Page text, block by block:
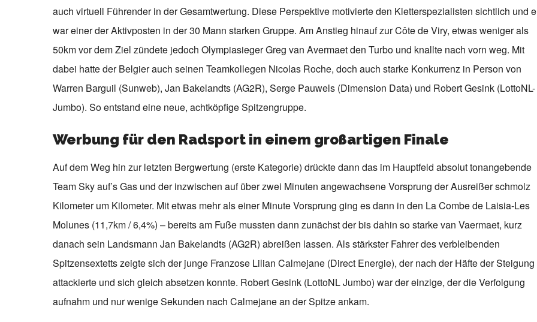
auch virtuell Führender in der Gesamtwertung. Diese Perspektive motivierte den Kletterspezialisten sichtlich und
war einer der Aktivposten in der 30 Mann starken Gruppe. Am Anstieg hinauf zur Côte de Viry, etwas weniger als
50km vor dem Ziel zündete jedoch Olympiasieger Greg van Avermaet den Turbo und knallte nach vorn weg. Mit
dabei hatte der Belgier auch seinen Teamkollegen Nicolas Roche, doch auch starke Konkurrenz in Person von
Warren Barguil (Sunweb), Jan Bakelandts (AG2R), Serge Pauwels (Dimension Data) und Robert Gesink (LottoNL-
Jumbo). So entstand eine neue, achtköpfige Spitzengruppe.
Werbung für den Radsport in einem großartigen Finale
Auf dem Weg hin zur letzten Bergwertung (erste Kategorie) drückte dann das im Hauptfeld absolut tonangebende
Team Sky auf’s Gas und der inzwischen auf über zwei Minuten angewachsene Vorsprung der Ausreißer schmolz
Kilometer um Kilometer. Mit etwas mehr als einer Minute Vorsprung ging es dann in den La Combe de Laisia-Les
Molunes (11,7km / 6,4%) – bereits am Fuße mussten dann zunächst der bis dahin so starke van Vaermaet, kurz
danach sein Landsmann Jan Bakelandts (AG2R) abreißen lassen. Als stärkster Fahrer des verbleibenden
Spitzensextetts zeigte sich der junge Franzose Lilian Calmejane (Direct Energie), der nach der Häfte der Steigung
attackierte und sich gleich absetzen konnte. Robert Gesink (LottoNL Jumbo) war der einzige, der die Verfolgung
aufnahm und nur wenige Sekunden nach Calmejane an der Spitze ankam.